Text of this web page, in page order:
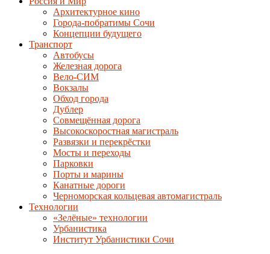
Архитектурное кино
Города-побратимы Сочи
Концепции будущего
Транспорт
Автобусы
Железная дорога
Вело-СИМ
Вокзалы
Обход города
Дублер
Совмещённая дорога
Высокоскоростная магистраль
Развязки и перекрёстки
Мосты и переходы
Парковки
Порты и марины
Канатные дороги
Черноморская кольцевая автомагистраль
Технологии
«Зелёные» технологии
Урбанистика
Институт Урбанистики Сочи